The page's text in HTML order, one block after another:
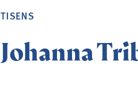
Über uns
Bäuerin des Jahres
Landesbäuerinnenrat
Aus- und Weiterbildung
Reiseangebote
Lebensberatung
Rezepte
Bastelanleitungen
Gartentipps
Aus.unserer.Hand-
Termine
Schulprojekte
TISENS
Johanna